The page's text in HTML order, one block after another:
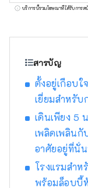
บริเว
ปรึก
ประส
สบา
สี มีทั
โดย
แม้ว่า
และ
มีร้าน
บริการนี้รวมโฆษณาที่ได้รับการส
สารบัญ
ตั้งอยู่เกือบใ
เยี่ยมสำหรับ
เดินเพียง 5
เพลิดเพลินกั
อาศัยอยู่ที่นั่
โรงแรมสำ
พร้อมล็อบบี้